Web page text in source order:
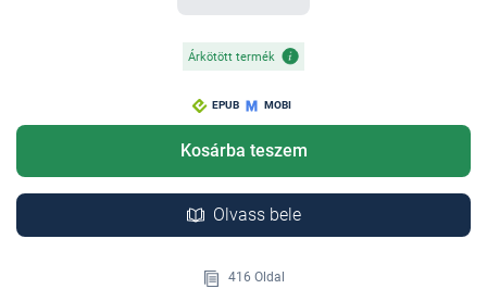
Árkötött termék
EPUB MOBI
Kosárba teszem
Olvass bele
416 Oldal